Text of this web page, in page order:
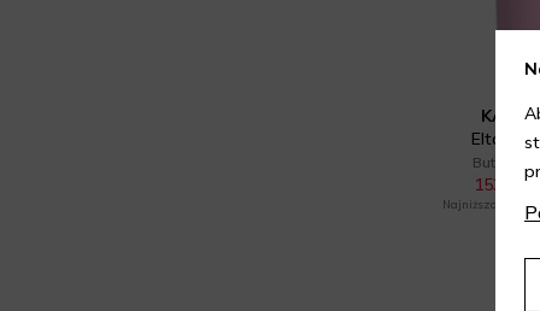
Elton
Butelki
153,30
Najniższa cena z